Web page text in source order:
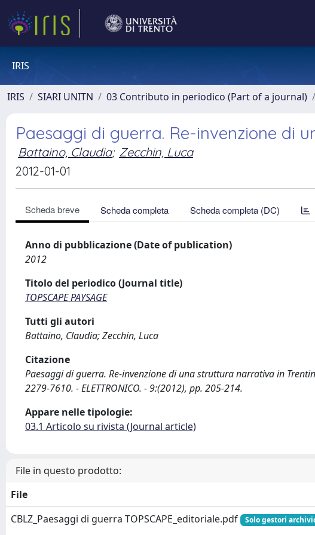
IRIS
IRIS SIARI UNITN 03 Contributo in periodico (Part of a journal)
Paesaggi di guerra. Re-invenzione di
Battaino, Claudia; Zecchin, Luca
2012-01-01
Scheda breve Scheda completa Scheda completa (DC)
Anno di pubblicazione (Date of publication)
2012
Titolo del periodico (Journal title)
TOPSCAPE PAYSAGE
Tutti gli autori
Battaino, Claudia; Zecchin, Luca
Citazione
Paesaggi di guerra. Re-invenzione di una struttura narrativa in
2279-7610. - ELETTRONICO. - 9:(2012), pp. 205-214.
Appare nelle tipologie:
03.1 Articolo su rivista (Journal article)
File in questo prodotto:
File
CBLZ_Paesaggi di guerra TOPSCAPE_editoriale.pdf
Solo gestori